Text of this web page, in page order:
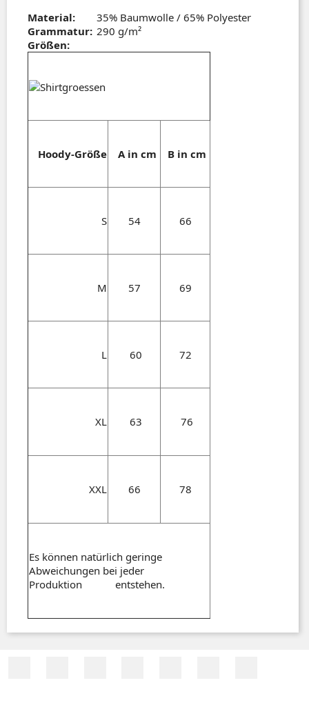
Material:
35% Baumwolle / 65% Polyester
Grammatur: 290 g/m²
Größen:
Hoody-Größe A in cm B in cm
S 54 66
M 57 69
L 60 72
XL 63 76
XXL 66 78
Es können natürlich geringe
Abweichungen bei jeder
Produktion entstehen.